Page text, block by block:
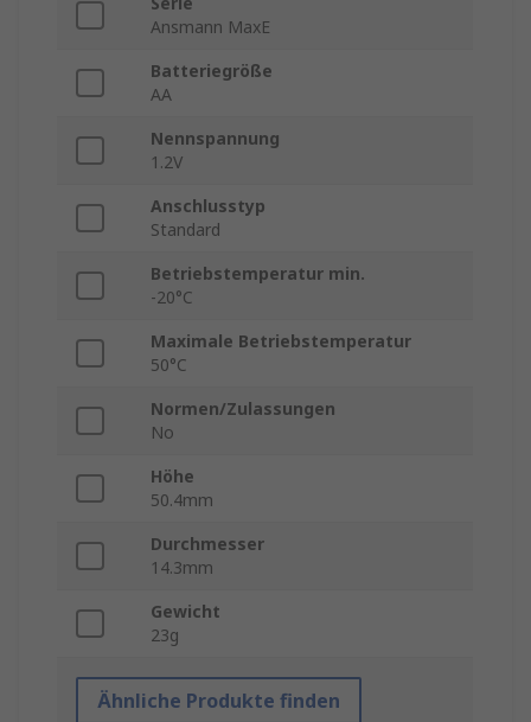
Ansmann MaxE
Batteriegröße
AA
Nennspannung
1.2V
Anschlusstyp
Standard
Betriebstemperatur min.
-20°C
Maximale Betriebstemperatur
50°C
Normen/Zulassungen
No
Höhe
50.4mm
Durchmesser
14.3mm
Gewicht
23g
Ähnliche Produkte finden